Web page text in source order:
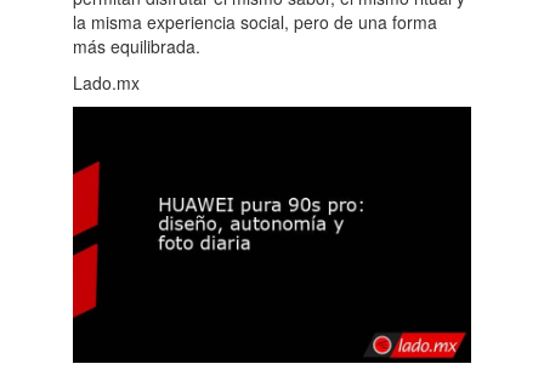
la misma experiencia social, pero de una forma
más equilibrada.
Lado.mx